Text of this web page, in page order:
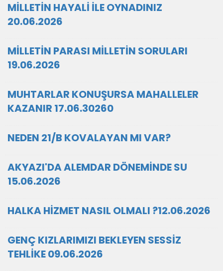
MİLLETİN HAYALİ İLE OYNADINIZ
20.06.2026
MİLLETİN PARASI MİLLETİN SORULARI
19.06.2026
MUHTARLAR KONUŞURSA MAHALLELER
KAZANIR 17.06.30260
NEDEN 21/B KOVALAYAN MI VAR?
AKYAZI'DA ALEMDAR DÖNEMİNDE SU
15.06.2026
HALKA HİZMET NASIL OLMALI ?12.06.2026
GENÇ KIZLARIMIZI BEKLEYEN SESSİZ
TEHLİKE 09.06.2026